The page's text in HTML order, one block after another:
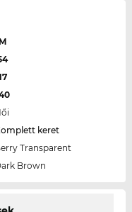
M
keret
Transparent
Brown